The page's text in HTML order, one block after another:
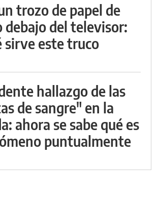
trozo de papel de
debajo del televisor:
sirve este truco
hallazgo de las
de sangre" en la
ahora se sabe qué es
puntualmente